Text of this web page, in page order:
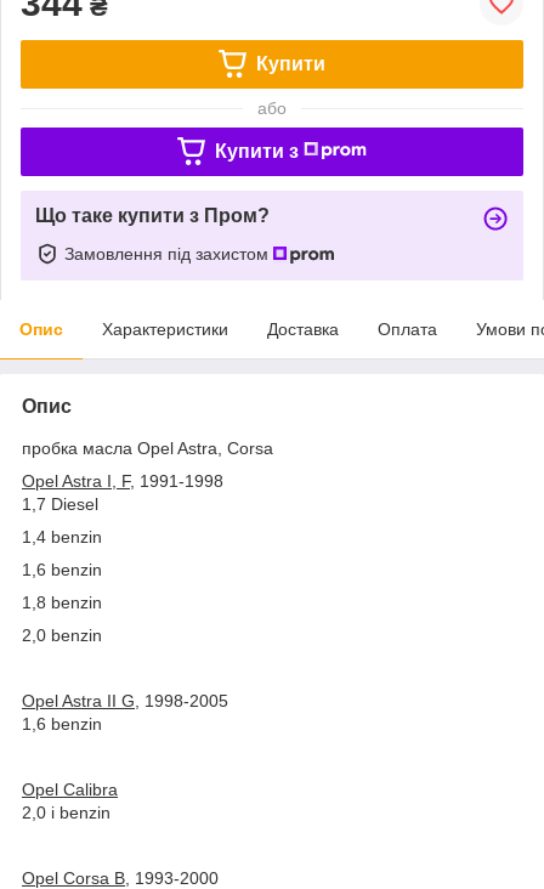
₴
Купити
або
Купити з
Що таке купити з Пром?
Замовлення під захистом
Опис Характеристики Доставка Оплата Умови
Опис
пробка масла Opel Astra, Corsa
Opel Astra I, F, 1991-1998
1,7 Diesel
1,4 benzin
1,6 benzin
1,8 benzin
2,0 benzin
Opel Astra II G , 1998-2005
1,6 benzin
Opel Calibra
2,0 i benzin
Opel Corsa B , 1993-2000